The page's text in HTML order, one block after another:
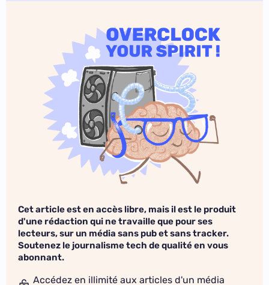
Cet article est en accès libre, mais il est le produit
d'une rédaction qui ne travaille que pour ses
lecteurs, sur un média sans pub et sans tracker.
Soutenez le journalisme tech de qualité en vous
abonnant.
Accédez en illimité aux articles d'un média